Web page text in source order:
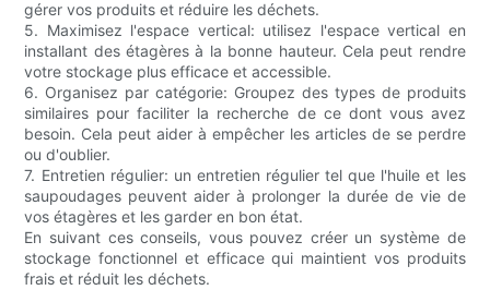
gérer vos produits et réduire les déchets.
5. Maximisez l'espace vertical: utilisez l'espace vertical en
installant des étagères à la bonne hauteur. Cela peut rendre
votre stockage plus efficace et accessible.
6. Organisez par catégorie: Groupez des types de produits
similaires pour faciliter la recherche de ce dont vous avez
besoin. Cela peut aider à empêcher les articles de se perdre
ou d'oublier.
7. Entretien régulier: un entretien régulier tel que l'huile et les
saupoudages peuvent aider à prolonger la durée de vie de
vos étagères et les garder en bon état.
En suivant ces conseils, vous pouvez créer un système de
stockage fonctionnel et efficace qui maintient vos produits
frais et réduit les déchets.